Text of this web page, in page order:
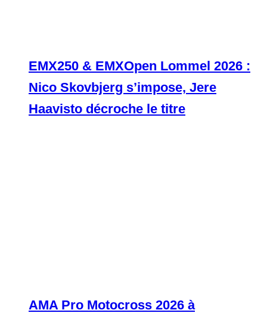
EMX250 & EMXOpen Lommel 2026 :
Nico Skovbjerg s’impose, Jere
Haavisto décroche le titre
AMA Pro Motocross 2026 à